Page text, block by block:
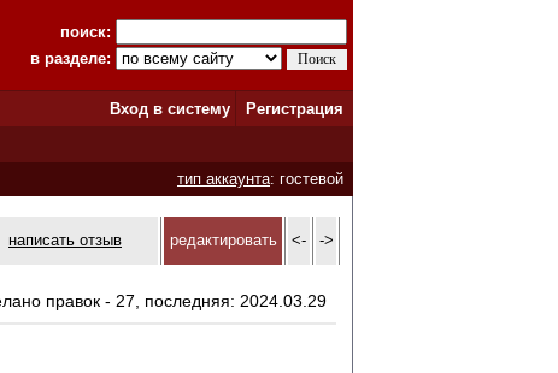
поиск:
в разделе:
Вход в систему
Регистрация
тип аккаунта: гостевой
написать отзыв редактировать <- ->
правок - 27, последняя: 2024.03.29